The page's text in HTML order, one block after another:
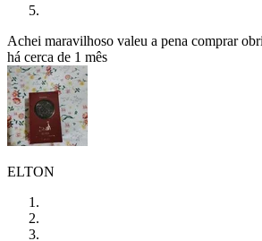
Achei maravilhoso valeu a pena comprar
há cerca de 1 mês
ELTON